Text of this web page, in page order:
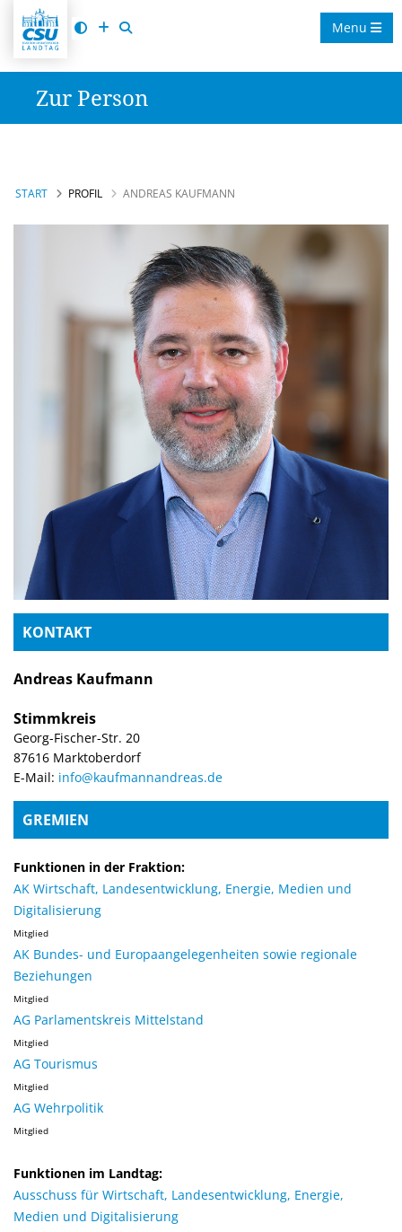
Menu
Zur Person
START PROFIL ANDREAS KAUFMANN
KONTAKT
Andreas Kaufmann
Stimmkreis
Georg-Fischer-Str. 20
87616 Marktoberdorf
E-Mail: info@kaufmannandreas.de
GREMIEN
Funktionen in der Fraktion:
AK Wirtschaft, Landesentwicklung, Energie, Medien und
Digitalisierung
Mitglied
AK Bundes- und Europaangelegenheiten sowie regionale
Beziehungen
Mitglied
AG Parlamentskreis Mittelstand
Mitglied
AG Tourismus
Mitglied
AG Wehrpolitik
Mitglied
Funktionen im Landtag:
Ausschuss für Wirtschaft, Landesentwicklung, Energie,
Medien und Digitalisierung